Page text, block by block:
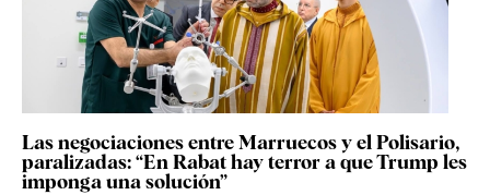
Las negociaciones entre Marruecos y el Polisario,
paralizadas: “En Rabat hay terror a que Trump les
imponga una solución”